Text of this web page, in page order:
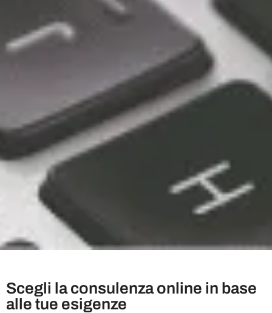
Scegli la consulenza online in base
alle tue esigenze